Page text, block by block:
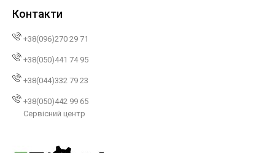
Контакти
+38(096)270 29 71
+38(050)441 74 95
+38(044)332 79 23
+38(050)442 99 65
Сервісний центр